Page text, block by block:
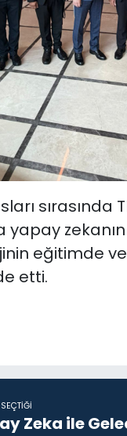
sırasında
yapay
eğitimde
etti.
Zeka ile